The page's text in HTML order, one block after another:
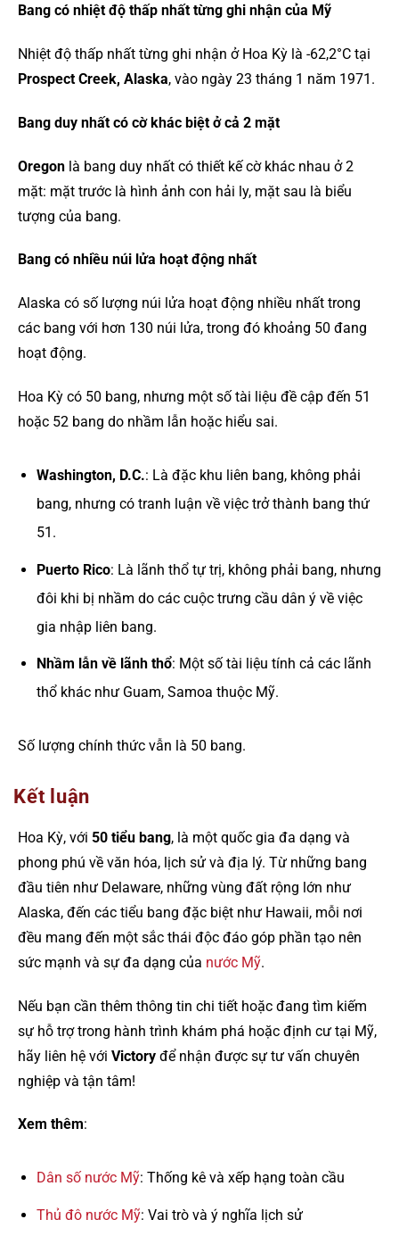
Bang có nhiệt độ thấp nhất từng ghi nhận của Mỹ
Nhiệt độ thấp nhất từng ghi nhận ở Hoa Kỳ là -62,2°C tại
Prospect Creek, Alaska, vào ngày 23 tháng 1 năm 1971.
Bang duy nhất có cờ khác biệt ở cả 2 mặt
Oregon là bang duy nhất có thiết kế cờ khác nhau ở 2
mặt: mặt trước là hình ảnh con hải ly, mặt sau là biểu
tượng của bang.
Bang có nhiều núi lửa hoạt động nhất
Alaska có số lượng núi lửa hoạt động nhiều nhất trong
các bang với hơn 130 núi lửa, trong đó khoảng 50 đang
hoạt động.
Hoa Kỳ có 50 bang, nhưng một số tài liệu đề cập đến 51
hoặc 52 bang do nhầm lẫn hoặc hiểu sai.
Washington, D.C.: Là đặc khu liên bang, không phải
bang, nhưng có tranh luận về việc trở thành bang thứ
51.
Puerto Rico: Là lãnh thổ tự trị, không phải bang, nhưng
đôi khi bị nhầm do các cuộc trưng cầu dân ý về việc
gia nhập liên bang.
Nhầm lẫn về lãnh thổ: Một số tài liệu tính cả các lãnh
thổ khác như Guam, Samoa thuộc Mỹ.
Số lượng chính thức vẫn là 50 bang.
Kết luận
Hoa Kỳ, với 50 tiểu bang, là một quốc gia đa dạng và
phong phú về văn hóa, lịch sử và địa lý. Từ những bang
đầu tiên như Delaware, những vùng đất rộng lớn như
Alaska, đến các tiểu bang đặc biệt như Hawaii, mỗi nơi
đều mang đến một sắc thái độc đáo góp phần tạo nên
sức mạnh và sự đa dạng của nước Mỹ.
Nếu bạn cần thêm thông tin chi tiết hoặc đang tìm kiếm
sự hỗ trợ trong hành trình khám phá hoặc định cư tại Mỹ,
hãy liên hệ với Victory để nhận được sự tư vấn chuyên
nghiệp và tận tâm!
Xem thêm:
Dân số nước Mỹ: Thống kê và xếp hạng toàn cầu
Thủ đô nước Mỹ: Vai trò và ý nghĩa lịch sử